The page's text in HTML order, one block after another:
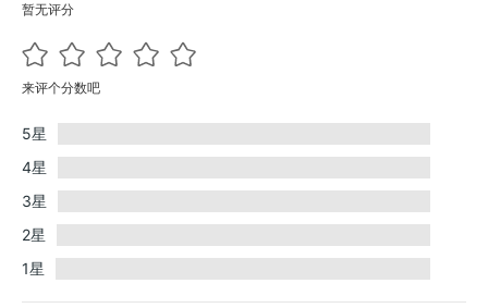
暂无评分
来评个分数吧
5星
4星
3星
2星
1星